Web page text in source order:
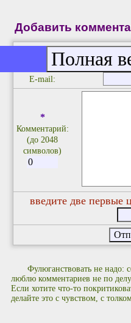
Добавить
E-mail:
*
Комментарий:
(до 2048
символов)
введите две первые
Фулюганствовать не надо:
люблю комментариев не по
Если хотите что-то
делайте это с чувством, с